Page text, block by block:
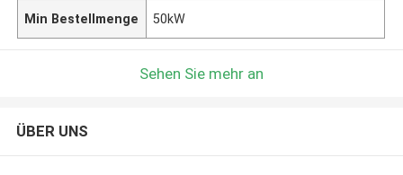
Min Bestellmenge 50kW
Sehen Sie mehr an
ÜBER UNS